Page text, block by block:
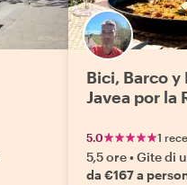
Bici, Barco y
Javea por la
5.0 1
5,5 ore•Gite di
da €167 a